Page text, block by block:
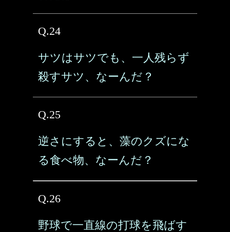
Q.24
サツはサツでも、一人残らず
殺すサツ、なーんだ？
Q.25
逆さにすると、藻のクズにな
る食べ物、なーんだ？
Q.26
野球で一直線の打球を飛ばす